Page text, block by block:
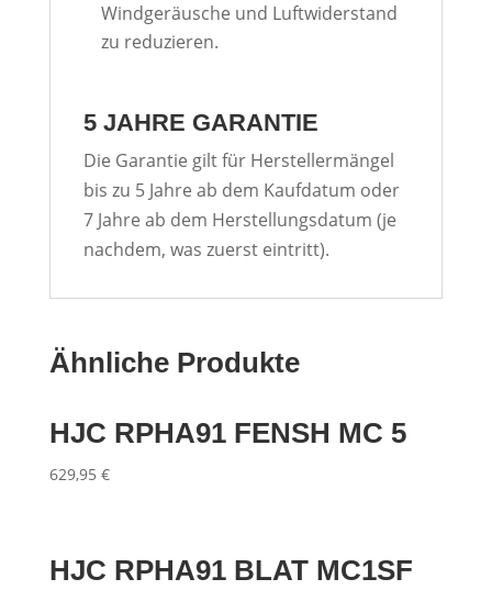
Windgeräusche und Luftwiderstand
zu reduzieren.
5 JAHRE GARANTIE
Die Garantie gilt für Herstellermängel
bis zu 5 Jahre ab dem Kaufdatum oder
7 Jahre ab dem Herstellungsdatum (je
nachdem, was zuerst eintritt).
Ähnliche Produkte
HJC RPHA91 FENSH MC 5
629,95 €
HJC RPHA91 BLAT MC1SF